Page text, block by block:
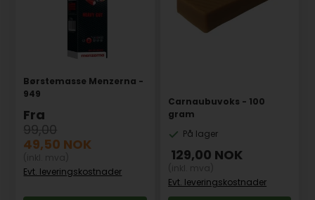
Børstemasse Menzerna -
949
Fra
99,00
49,50 NOK
Evt. leveringskostnader
Carnaubuvoks - 100
gram
På lager
129,00 NOK
Evt. leveringskostnader